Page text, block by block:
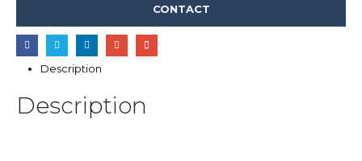
CONTACT
Description
Description